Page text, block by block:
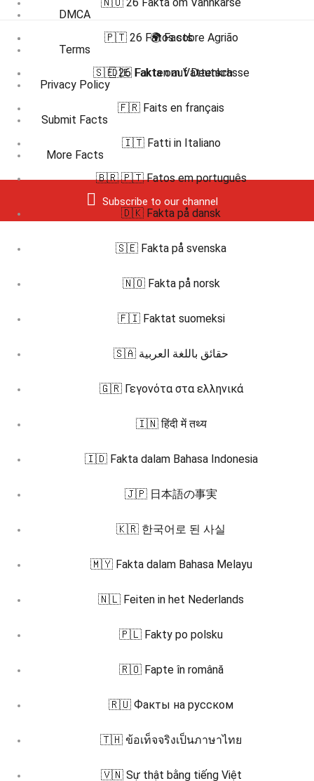
DMCA
Terms
Privacy Policy
Submit Facts
More Facts
Subscribe to our channel
🇵🇹 26 Fatos sobre Agrião
🇸🇪 26 Fakta om Vattenkrasse
🌍 Facts
🇩🇪 Fakten auf Deutsch
🇫🇷 Faits en français
🇮🇹 Fatti in Italiano
🇧🇷 🇵🇹 Fatos em português
🇩🇰 Fakta på dansk
🇸🇪 Fakta på svenska
🇳🇴 Fakta på norsk
🇫🇮 Faktat suomeksi
🇸🇦 حقائق باللغة العربية
🇬🇷 Γεγονότα στα ελληνικά
🇮🇳 हिंदी में तथ्य
🇮🇩 Fakta dalam Bahasa Indonesia
🇯🇵 日本語の事実
🇰🇷 한국어로 된 사실
🇲🇾 Fakta dalam Bahasa Melayu
🇳🇱 Feiten in het Nederlands
🇵🇱 Fakty po polsku
🇷🇴 Fapte în română
🇷🇺 Факты на русском
🇹🇭 ข้อเท็จจริงเป็นภาษาไทย
🇻🇳 Sự thật bằng tiếng Việt